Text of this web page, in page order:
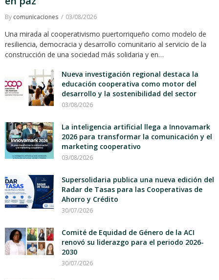
By comunicaciones 03/08/2026
Una mirada al cooperativismo puertorriqueño como modelo de
resiliencia, democracia y desarrollo comunitario al servicio de la
construcción de una sociedad más solidaria y en…
Nueva investigación regional destaca la
educación cooperativa como motor del
desarrollo y la sostenibilidad del sector
03/08/2026
La inteligencia artificial llega a Innovamark
2026 para transformar la comunicación y el
marketing cooperativo
03/08/2026
Supersolidaria publica una nueva edición del
Radar de Tasas para las Cooperativas de
Ahorro y Crédito
30/07/2026
Comité de Equidad de Género de la ACI
renovó su liderazgo para el periodo 2026-
2030
30/07/2026